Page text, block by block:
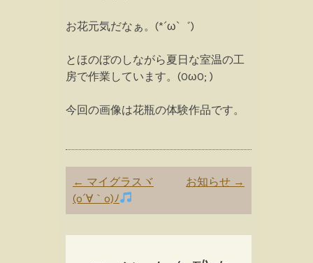
お花元気だなぁ。(*´ω`゛)
とほのぼのしながら夏日な室温の工
房で作業しています。(OωO; )
今回の画像は花瓶の体験作品です。
Post
navigation
← マイグラスヾ
(o´∀｀o)ﾉ
お知らせ →